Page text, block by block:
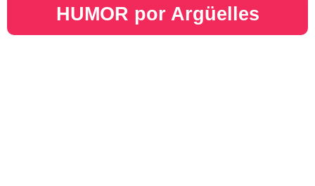
HUMOR por Argüelles​